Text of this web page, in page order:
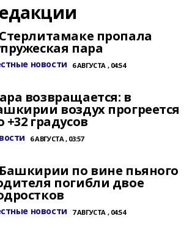
пропала
пара
новости 6 АВГУСТА , 04:54
возвращается: в
воздух прогреется
+32 градусов
6 АВГУСТА , 03:57
по вине пьяного
погибли двое
новости 7 АВГУСТА , 04:54